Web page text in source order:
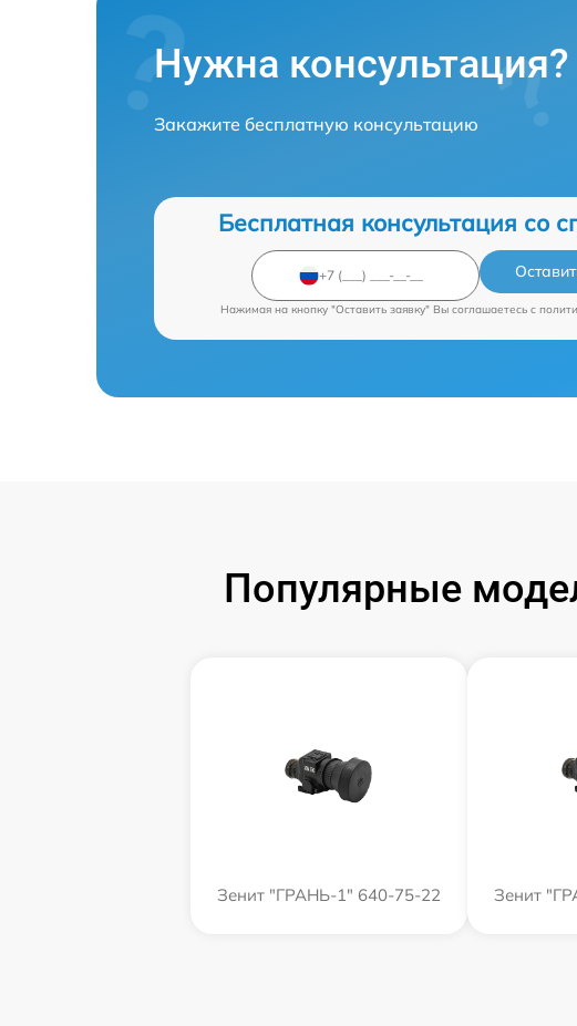
Нужна консультация?
Закажите бесплатную консультацию
Бесплатная консультация со
Нажимая на кнопку "Оставить заявку" Вы соглашаетесь c
Популярные
Зенит "ГРАНЬ-1" 640-75-22 Зенит